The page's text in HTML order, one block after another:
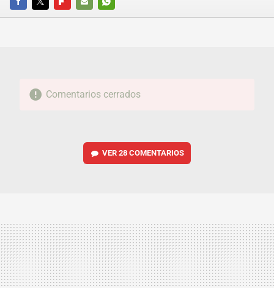
FACEBOOKTWITTERFLIPBOARD
E-
WHATSAPP
Comentarios cerrados
VER 28 COMENTARIOS